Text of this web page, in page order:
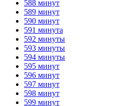
588 минут
589 минут
590 минут
591 минута
592 минуты
593 минуты
594 минуты
595 минут
596 минут
597 минут
598 минут
599 минут